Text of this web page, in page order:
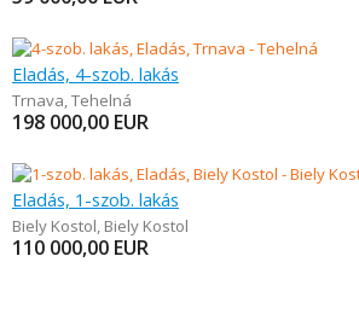
Eladás, 4-szob. lakás
Trnava,Tehelná
198 000,00 EUR
Eladás, 1-szob. lakás
Biely Kostol, Biely Kostol
110 000,00 EUR